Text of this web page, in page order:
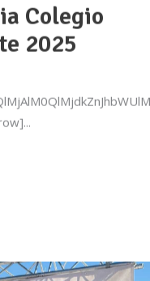
Colegio
2025